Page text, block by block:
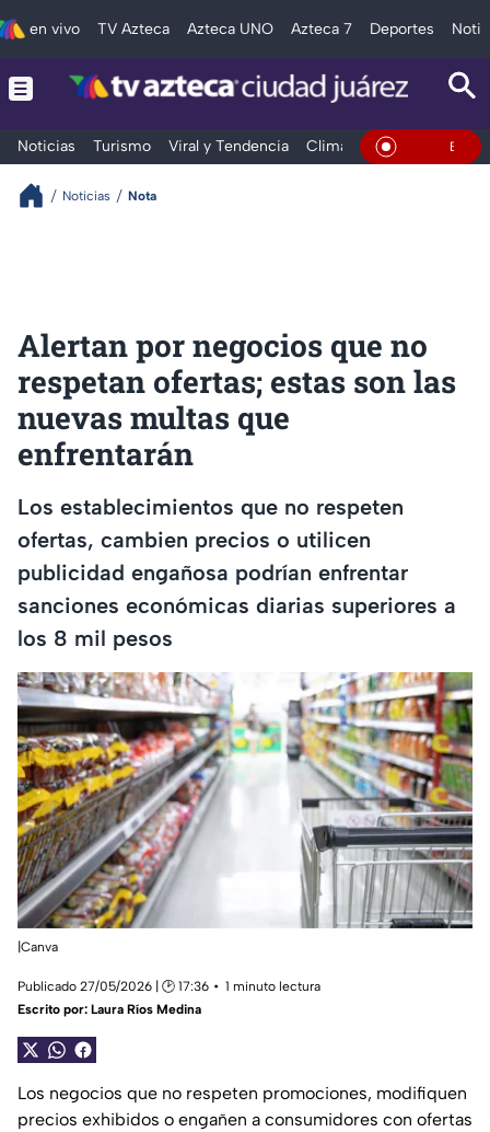
en vivo TV Azteca Azteca UNO Azteca 7 Deportes
Noticias Turismo Viral y Tendencia Clima Deportes En Vivo
Noticias Nota
Alertan por negocios que no
respetan ofertas; estas son las
nuevas multas que
enfrentarán
Los establecimientos que no respeten
ofertas, cambien precios o utilicen
publicidad engañosa podrían enfrentar
sanciones económicas diarias superiores a
los 8 mil pesos
|Canva
Publicado 27/05/2026 | 🕑 17:36
1 minuto lectura
Escrito por: Laura Ríos Medina
Los negocios que no respeten promociones, modifiquen
precios exhibidos o engañen a consumidores con ofertas